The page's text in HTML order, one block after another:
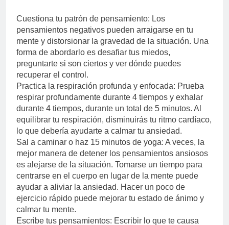
Cuestiona tu patrón de pensamiento: Los
pensamientos negativos pueden arraigarse en tu
mente y distorsionar la gravedad de la situación. Una
forma de abordarlo es desafiar tus miedos,
preguntarte si son ciertos y ver dónde puedes
recuperar el control.
Practica la respiración profunda y enfocada: Prueba
respirar profundamente durante 4 tiempos y exhalar
durante 4 tiempos, durante un total de 5 minutos. Al
equilibrar tu respiración, disminuirás tu ritmo cardíaco,
lo que debería ayudarte a calmar tu ansiedad.
Sal a caminar o haz 15 minutos de yoga: A veces, la
mejor manera de detener los pensamientos ansiosos
es alejarse de la situación. Tomarse un tiempo para
centrarse en el cuerpo en lugar de la mente puede
ayudar a aliviar la ansiedad. Hacer un poco de
ejercicio rápido puede mejorar tu estado de ánimo y
calmar tu mente.
Escribe tus pensamientos: Escribir lo que te causa